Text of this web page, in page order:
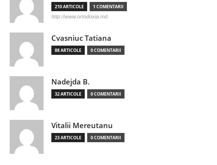
210 ARTICOLE 1 COMENTARII
http://www.ortodoxia.md
Cvasniuc Tatiana
88 ARTICOLE 0 COMENTARII
Nadejda B.
32 ARTICOLE 0 COMENTARII
Vitalii Mereutanu
23 ARTICOLE 0 COMENTARII